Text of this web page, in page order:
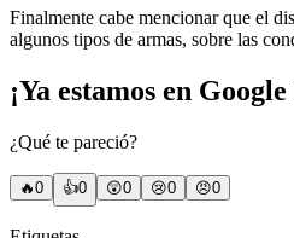
Finalmente cabe mencionar que el
algunos tipos de armas, sobre las
¡Ya estamos en
¿Qué te pareció?
🔥0 👍0 😲0 😢0 😠0